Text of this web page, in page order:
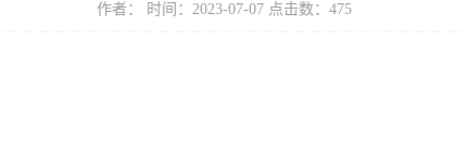
作者： 时间：2023-07-07 点击数： 475